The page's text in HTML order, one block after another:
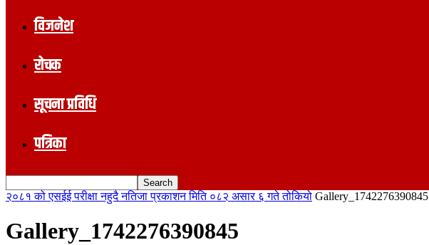
विजनेश
रोचक
सूचना प्रविधि
पत्रिका
२०८१ को एसईई परीक्षा नहुदै नतिजा प्रकाशन मिति ०८२ असार ६ गते तोकियो Gallery_1742276390845
Gallery_1742276390845